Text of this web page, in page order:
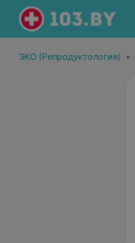
ЭКО (Репродуктология) •